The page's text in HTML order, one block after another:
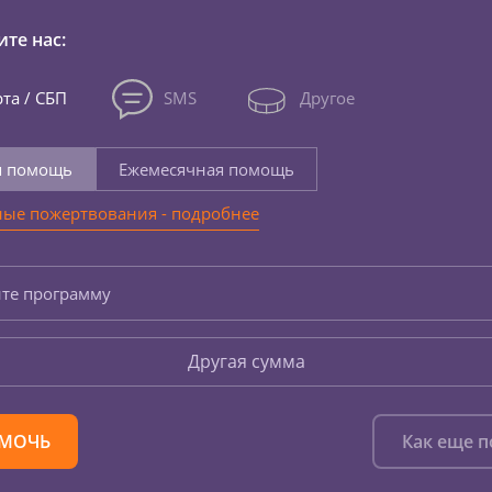
нас:
/ СБП SMS Другое
помощь
Ежемесячная помощь
пожертвования - подробнее
программу
Другая сумма
Как еще